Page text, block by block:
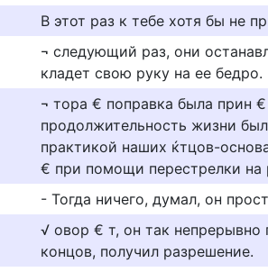
В этот раз к тебе хотя бы не
¬ следующий раз, они
кладет свою руку на ее бедро.
¬ тора € поправка была прин
продолжительность жизни
практикой наших ќтцов-
€ при помощи перестрелки на
- Тогда ничего, думал, он
√ овор € т, он так непрерывно
концов, получил разрешение.